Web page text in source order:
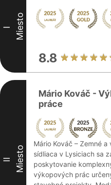
I Miesto
8.8
II Miesto
Mário Kováč -
práce
Mário Kováč – Zemné
sídliaca v Lysiciach sa
poskytovanie
výkopových prác